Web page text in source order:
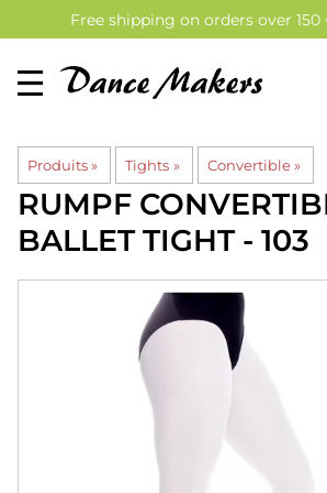
Free shipping on orders over 150
Produits‪» Tights ‪» Convertible ‪»
RUMPF
BALLET TIGHT - 103